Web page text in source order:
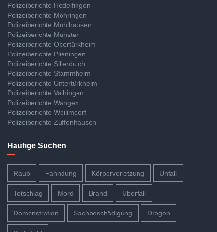
Polizeiberichte Hedelfingen
Polizeiberichte Möhringen
Polizeiberichte Mühlhausen
Polizeiberichte Münster
Polizeiberichte Obertürkheim
Polizeiberichte Plieningen
Polizeiberichte Sillenbuch
Polizeiberichte Stammheim
Polizeiberichte Untertürkheim
Polizeiberichte Vaihingen
Polizeiberichte Wangen
Polizeiberichte Weilimdorf
Polizeiberichte Zuffenhausen
Häufige Suchen
Raub Fahndung Körperverletzung Unfall
Totschlag Mord Brand Überfall
Demonstration Sachbeschädigung Drogen